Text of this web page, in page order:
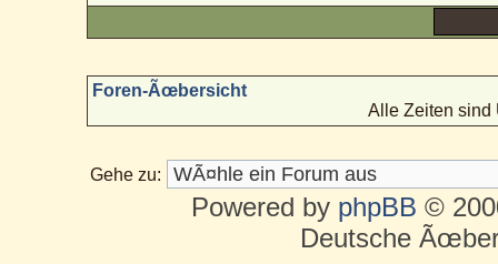
Foren-Ãœbersicht
Alle Zeiten sind
Gehe zu:
Powered by phpBB ©
Deutsche